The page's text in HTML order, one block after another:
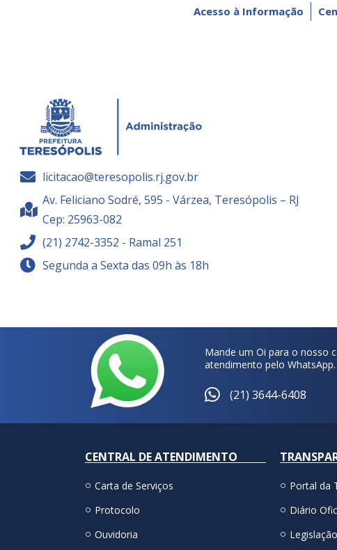
Acesso à Informação
licitacao@teresopolis.rj.gov.br
Av. Feliciano Sodré, 595 - Várzea, Teresópolis – RJ
Cep: 25963-082
(21) 2742-3352 - Ramal 251
Segunda a Sexta das 09h às 18h
Mande um Oi para o nosso
atendimento pelo WhatsApp.
(21) 3644-6408
CENTRAL DE ATENDIMENTO
Carta de Serviços
Protocolo
Ouvidoria
Portal da
Diário